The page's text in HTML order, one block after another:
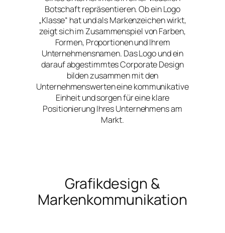
Botschaft repräsentieren. Ob ein Logo
„Klasse“ hat und als Markenzeichen wirkt,
zeigt sich im Zusammenspiel von Farben,
Formen, Proportionen und Ihrem
Unternehmensnamen. Das Logo und ein
darauf abgestimmtes Corporate Design
bilden zusammen mit den
Unternehmenswerten eine kommunikative
Einheit und sorgen für eine klare
Positionierung Ihres Unternehmens am
Markt.
Grafikdesign &
Markenkommunikation